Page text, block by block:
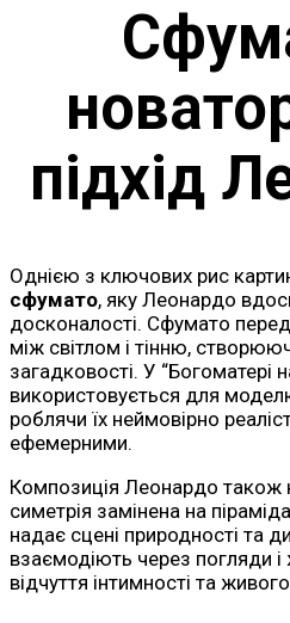
підхід
Однією з ключових рис
сфумато, яку Леонардо
досконалості. Сфумато
між світлом і тінню,
загадковості. У “Богоматері
використовується для
роблячи їх неймовірно
ефемерними.
Композиція Леонардо також
симетрія замінена на
надає сцені природності та
взаємодіють через погляди
відчуття інтимності та